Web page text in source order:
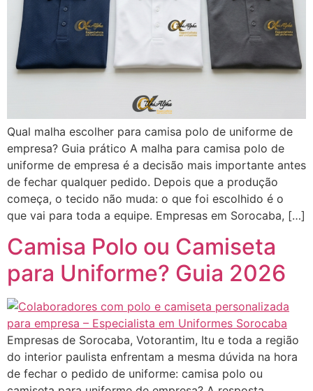
Qual malha escolher para camisa polo de uniforme de
empresa? Guia prático A malha para camisa polo de
uniforme de empresa é a decisão mais importante antes
de fechar qualquer pedido. Depois que a produção
começa, o tecido não muda: o que foi escolhido é o
que vai para toda a equipe. Empresas em Sorocaba, […]
Camisa Polo ou Camiseta
para Uniforme? Guia 2026
Empresas de Sorocaba, Votorantim, Itu e toda a região
do interior paulista enfrentam a mesma dúvida na hora
de fechar o pedido de uniforme: camisa polo ou